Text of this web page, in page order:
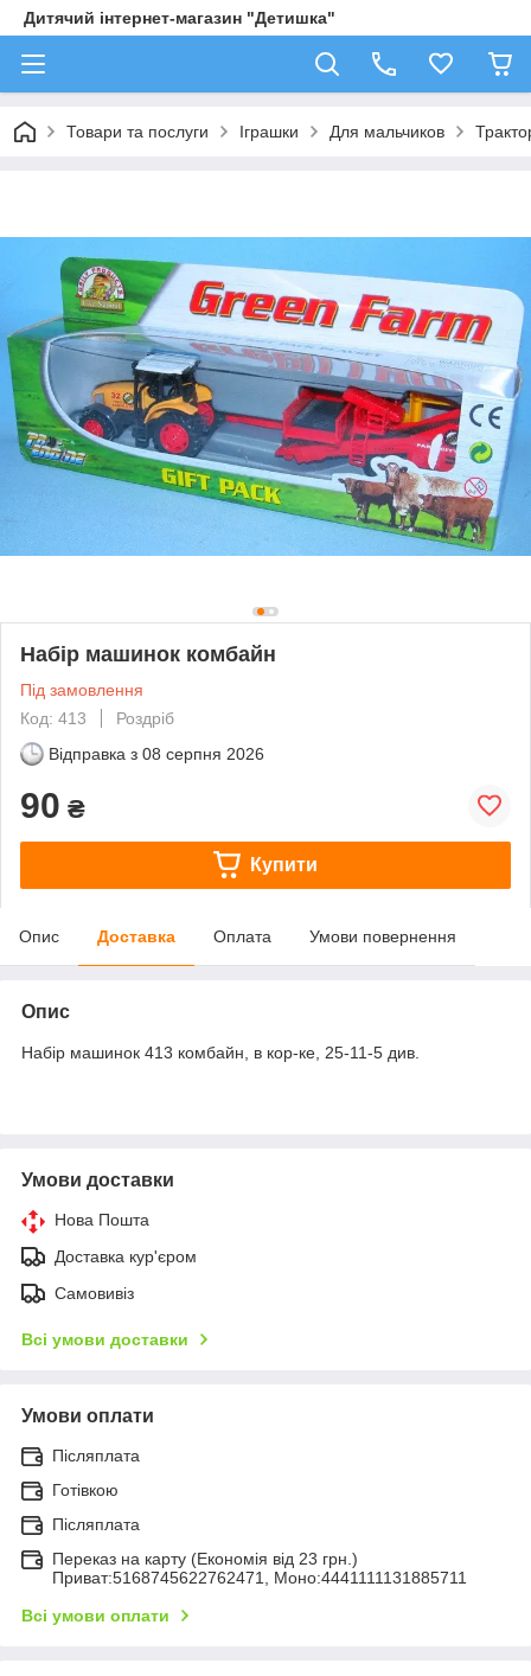
Дитячий інтернет-магазин "Детишка"
Товари та послуги Іграшки Для мальчиков
Набір машинок комбайн
Під замовлення
Код: 413
Роздріб
Відправка з 08 серпня 2026
90 ₴
Купити
Опис Доставка Оплата Умови повернення
Опис
Набір машинок 413 комбайн, в кор-ке, 25-11-5 див.
Умови доставки
Нова Пошта
Доставка кур'єром
Самовивіз
Всі умови доставки
Умови оплати
Післяплата
Готівкою
Післяплата
Переказ на карту (Економія від 23 грн.)
Приват:5168745622762471, Моно:4441111131885711
Всі умови оплати